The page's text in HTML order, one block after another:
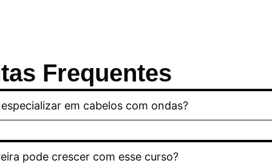
Frequentes
em cabelos com ondas?
pode crescer com esse curso?